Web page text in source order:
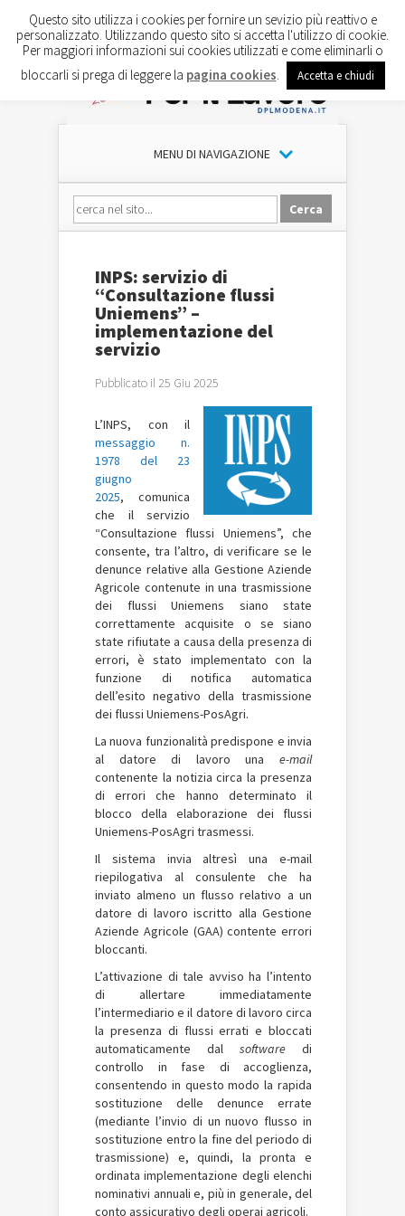
MENU DI NAVIGAZIONE
INPS: servizio di
“Consultazione flussi
Uniemens” –
implementazione del
servizio
Pubblicato il 25 Giu 2025
L’INPS, con il
messaggio n.
1978 del 23
giugno
2025, comunica
che il servizio
“Consultazione flussi Uniemens”, che
consente, tra l’altro, di verificare se le
denunce relative alla Gestione Aziende
Agricole contenute in una trasmissione
dei flussi Uniemens siano state
correttamente acquisite o se siano
state rifiutate a causa della presenza di
errori, è stato implementato con la
funzione di notifica automatica
dell’esito negativo della trasmissione
dei flussi Uniemens-PosAgri.
La nuova funzionalità predispone e invia
al datore di lavoro una e-mail
contenente la notizia circa la presenza
di errori che hanno determinato il
blocco della elaborazione dei flussi
Uniemens-PosAgri trasmessi.
Il sistema invia altresì una e-mail
riepilogativa al consulente che ha
inviato almeno un flusso relativo a un
datore di lavoro iscritto alla Gestione
Aziende Agricole (GAA) contente errori
bloccanti.
L’attivazione di tale avviso ha l’intento
di allertare immediatamente
l’intermediario e il datore di lavoro circa
la presenza di flussi errati e bloccati
automaticamente dal software di
controllo in fase di accoglienza,
consentendo in questo modo la rapida
sostituzione delle denunce errate
(mediante l’invio di un nuovo flusso in
sostituzione entro la fine del periodo di
trasmissione) e, quindi, la pronta e
ordinata implementazione degli elenchi
nominativi annuali e, più in generale, del
conto assicurativo degli operai agricoli.
Questo sito utilizza i cookies per fornire un sevizio più reattivo e
personalizzato. Utilizzando questo sito si accetta l'utilizzo di cookie.
Per maggiori informazioni sui cookies utilizzati e come eliminarli o
bloccarli si prega di leggere la pagina cookies Accetta e chiudi